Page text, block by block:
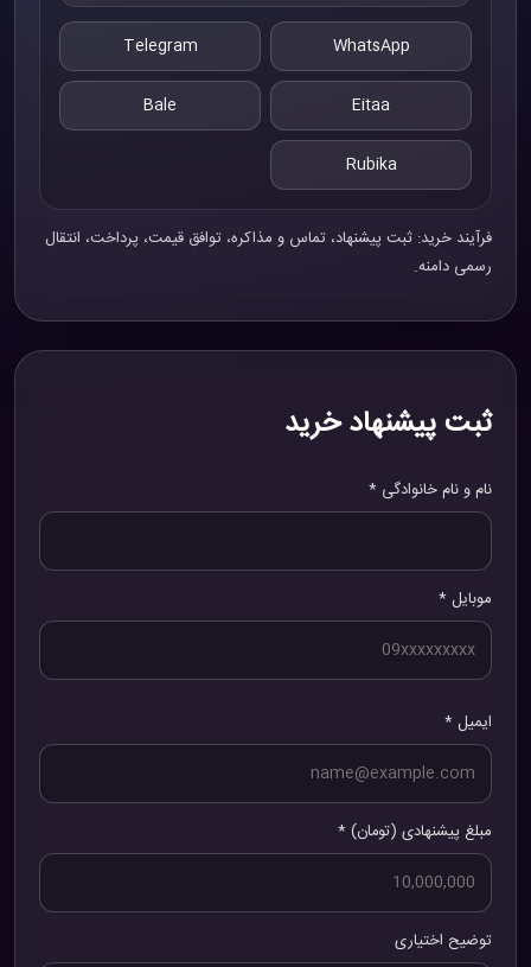
WhatsApp
Telegram
Eitaa
Bale
Rubika
فرآیند خرید: ثبت پیشنهاد، تماس و مذاکره، توافق قیمت، پرداخت، انتقال
رسمی دامنه.
ثبت پیشنهاد خرید
نام و نام خانوادگی *
موبایل *
ایمیل *
مبلغ پیشنهادی (تومان) *
توضیح اختیاری